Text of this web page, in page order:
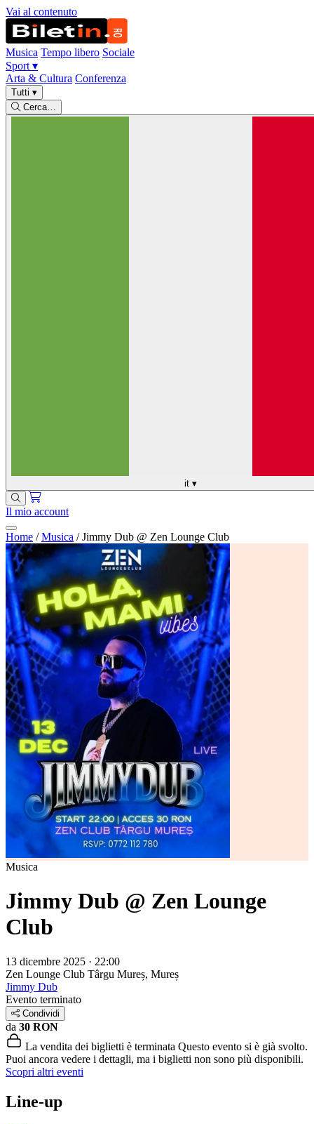
Vai al contenuto
Musica Tempo libero Sociale
Sport ▾
Arta & Cultura Conferenza
Tutti ▾
Cerca…
it ▾
Il mio account
Home / Musica / Jimmy Dub @ Zen Lounge Club
Musica
Jimmy Dub @ Zen Lounge
Club
13 dicembre 2025 · 22:00
Zen Lounge Club Târgu Mureș, Mureș
Jimmy Dub
Evento terminato
Condividi
da 30 RON
La vendita dei biglietti è terminata Questo evento si è già svolto.
Puoi ancora vedere i dettagli, ma i biglietti non sono più disponibili.
Scopri altri eventi
Line-up